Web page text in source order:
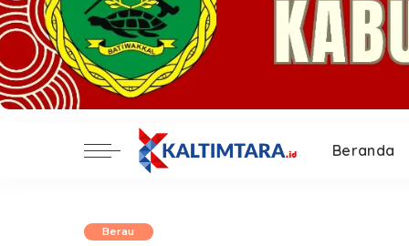
Beranda
Berau